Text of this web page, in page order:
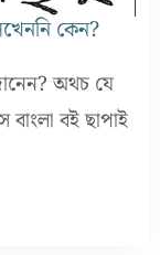
কেন?
অথচ যে
বই ছাপাই